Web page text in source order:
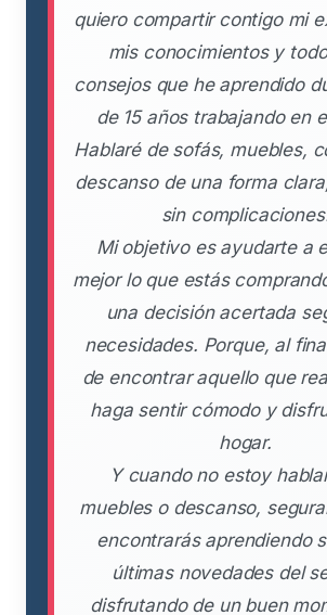
quiero compartir contigo mi
mis conocimientos y
consejos que he aprendido
de 15 años trabajando en
Hablaré de sofás, muebles,
descanso de una forma
sin
Mi objetivo es ayudarte a
mejor lo que estás
una decisión acertada
necesidades. Porque, al
de encontrar aquello que
haga sentir cómodo y
hogar.
Y cuando no estoy
muebles o descanso,
encontrarás aprendiendo
últimas novedades del
disfrutando de un buen